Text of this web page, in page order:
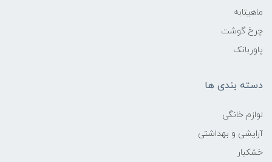
ماهیتابه
چرخ گوشت
پاوربانک
دسته بندی ها
لوازم خانگی
آرایشی و بهداشتی
خشکبار